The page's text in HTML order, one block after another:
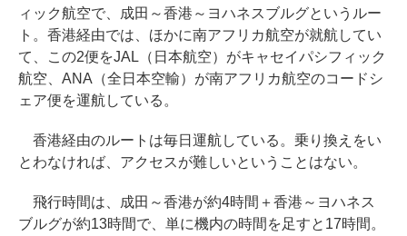
ィック航空で、成田～香港～ヨハネスブルグというルー
ト。香港経由では、ほかに南アフリカ航空が就航してい
て、この2便をJAL（日本航空）がキャセイパシフィック
航空、ANA（全日本空輸）が南アフリカ航空のコードシ
ェア便を運航している。
香港経由のルートは毎日運航している。乗り換えをい
とわなければ、アクセスが難しいということはない。
飛行時間は、成田～香港が約4時間＋香港～ヨハネス
ブルグが約13時間で、単に機内の時間を足すと17時間。